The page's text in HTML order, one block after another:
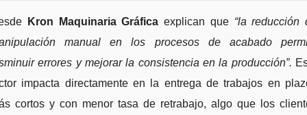
Kron Maquinaria Gráfica explican que “la reducción
manual en los procesos de acabado
errores y mejorar la consistencia en la producción”.
impacta directamente en la entrega de trabajos en
cortos y con menor tasa de retrabajo, algo que los